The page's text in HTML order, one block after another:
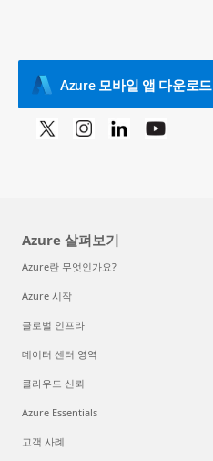
Azure 모바일 앱 다운로드
Azure 살펴보기
Azure란 무엇인가요?
Azure 시작
글로벌 인프라
데이터 센터 영역
클라우드 신뢰
Azure Essentials
고객 사례